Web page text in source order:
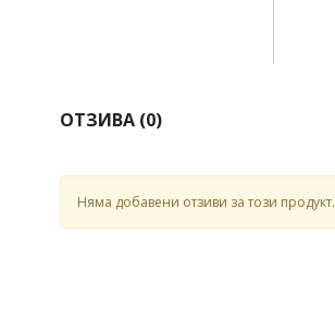
ОТЗИВА (0)
Няма добавени отзиви за този продукт.